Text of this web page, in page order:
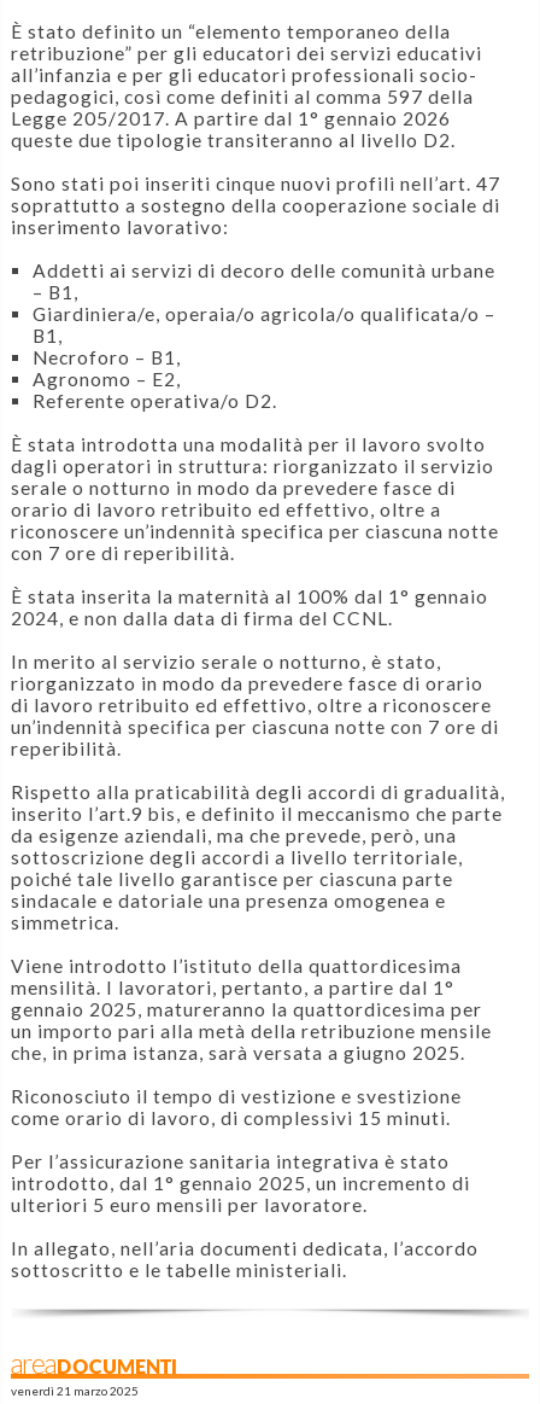
È stato definito un “elemento temporaneo della
retribuzione” per gli educatori dei servizi educativi
all’infanzia e per gli educatori professionali socio-
pedagogici, così come definiti al comma 597 della
Legge 205/2017. A partire dal 1° gennaio 2026
queste due tipologie transiteranno al livello D2.
Sono stati poi inseriti cinque nuovi profili nell’art. 47
soprattutto a sostegno della cooperazione sociale di
inserimento lavorativo:
Addetti ai servizi di decoro delle comunità urbane
– B1,
Giardiniera/e, operaia/o agricola/o qualificata/o –
B1,
Necroforo – B1,
Agronomo – E2,
Referente operativa/o D2.
È stata introdotta una modalità per il lavoro svolto
dagli operatori in struttura: riorganizzato il servizio
serale o notturno in modo da prevedere fasce di
orario di lavoro retribuito ed effettivo, oltre a
riconoscere un’indennità specifica per ciascuna notte
con 7 ore di reperibilità.
È stata inserita la maternità al 100% dal 1° gennaio
2024, e non dalla data di firma del CCNL.
In merito al servizio serale o notturno, è stato,
riorganizzato in modo da prevedere fasce di orario
di lavoro retribuito ed effettivo, oltre a riconoscere
un’indennità specifica per ciascuna notte con 7 ore di
reperibilità.
Rispetto alla praticabilità degli accordi di gradualità,
inserito l’art.9 bis, e definito il meccanismo che parte
da esigenze aziendali, ma che prevede, però, una
sottoscrizione degli accordi a livello territoriale,
poiché tale livello garantisce per ciascuna parte
sindacale e datoriale una presenza omogenea e
simmetrica.
Viene introdotto l’istituto della quattordicesima
mensilità. I lavoratori, pertanto, a partire dal 1°
gennaio 2025, matureranno la quattordicesima per
un importo pari alla metà della retribuzione mensile
che, in prima istanza, sarà versata a giugno 2025.
Riconosciuto il tempo di vestizione e svestizione
come orario di lavoro, di complessivi 15 minuti.
Per l’assicurazione sanitaria integrativa è stato
introdotto, dal 1° gennaio 2025, un incremento di
ulteriori 5 euro mensili per lavoratore.
In allegato, nell’aria documenti dedicata, l’accordo
sottoscritto e le tabelle ministeriali.
areaDOCUMENTI
venerdì 21 marzo 2025